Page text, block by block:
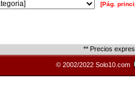
[Pág.
** Precios
© 2002/2022 Solo10.com